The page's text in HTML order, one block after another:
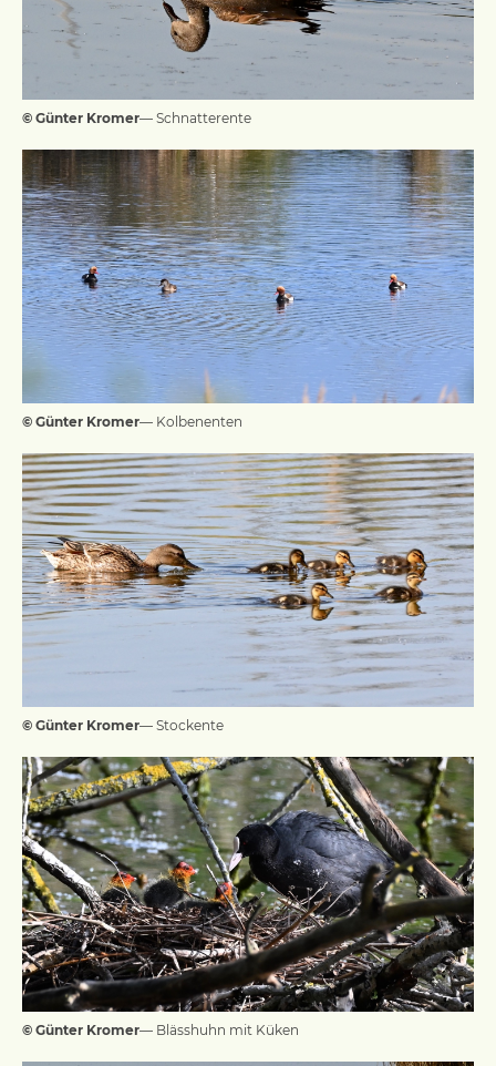
© Günter Kromer— Schnatterente
© Günter Kromer— Kolbenenten
© Günter Kromer— Stockente
© Günter Kromer— Blässhuhn mit Küken